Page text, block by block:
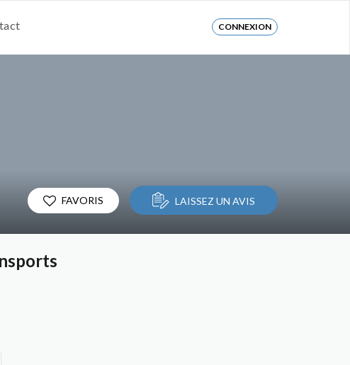
CONNEXION
FAVORIS LAISSEZ UN AVIS